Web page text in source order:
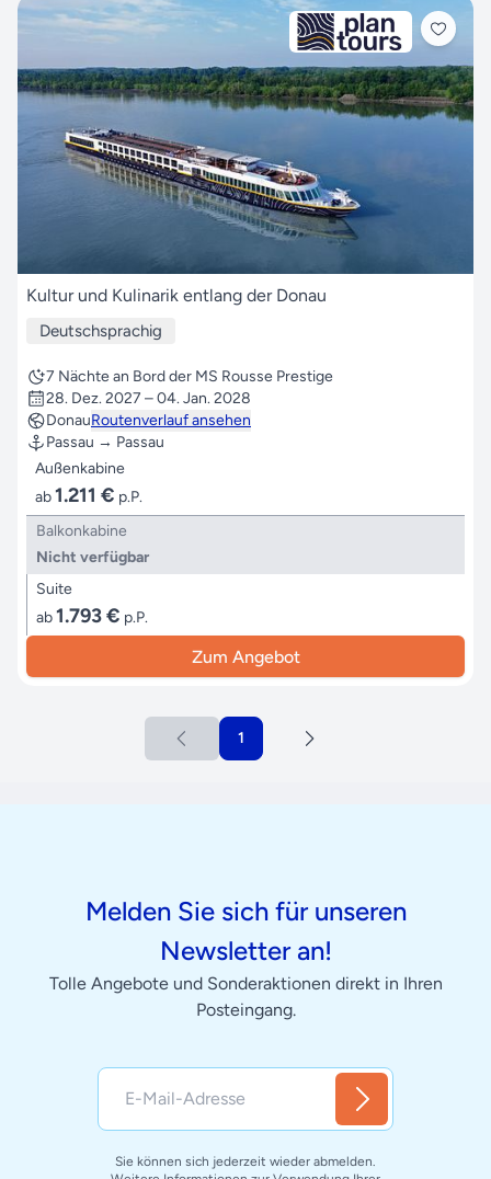
Kultur und Kulinarik entlang der Donau
Deutschsprachig
7 Nächte an Bord der MS Rousse Prestige
28. Dez. 2027 – 04. Jan. 2028
DonauRoutenverlauf ansehen
Passau → Passau
Außenkabine
ab1.211 € p.P.
Balkonkabine
Nicht verfügbar
Suite
ab1.793 € p.P.
Zum Angebot
1
Melden Sie sich für unseren
Newsletter an!
Tolle Angebote und Sonderaktionen direkt in Ihren
Posteingang.
Sie können sich jederzeit wieder abmelden.